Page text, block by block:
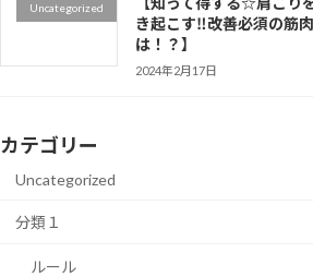
Uncategorized
き起こす‼改善必須の筋
は！？】
2024年2月17日
カテゴリー
Uncategorized
分類１
ルール